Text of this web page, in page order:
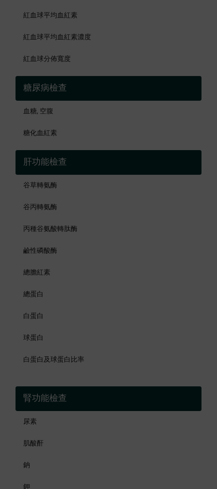
紅血球平均血紅素
紅血球平均血紅素濃度
紅血球分佈寬度
糖尿病檢查
血糖, 空腹
糖化血紅素
肝功能檢查
谷草轉氨酶
谷丙轉氨酶
丙種谷氨酸轉肽酶
鹼性磷酸酶
總膽紅素
總蛋白
白蛋白
球蛋白
白蛋白及球蛋白比率
腎功能檢查
尿素
肌酸酐
鈉
鉀